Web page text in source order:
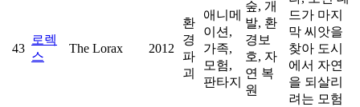
43
로렉
스
The Lorax 2012
환
경
파
괴
애니메
이션,
가족,
모험,
판타지
숲, 개
발, 환
경보
호, 자
연 복
원
드가 마지
막 씨앗을
찾아 도시
에서 자연
을 되살리
려는 모험